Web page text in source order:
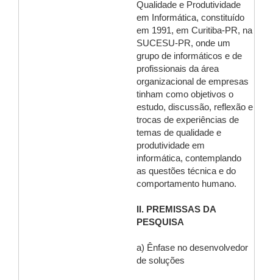
Qualidade e Produtividade
em Informática, constituído
em 1991, em Curitiba-PR, na
SUCESU-PR, onde um
grupo de informáticos e de
profissionais da área
organizacional de empresas
tinham como objetivos o
estudo, discussão, reflexão e
trocas de experiências de
temas de qualidade e
produtividade em
informática, contemplando
as questões técnica e do
comportamento humano.
II. PREMISSAS DA
PESQUISA
a) Ênfase no desenvolvedor
de soluções